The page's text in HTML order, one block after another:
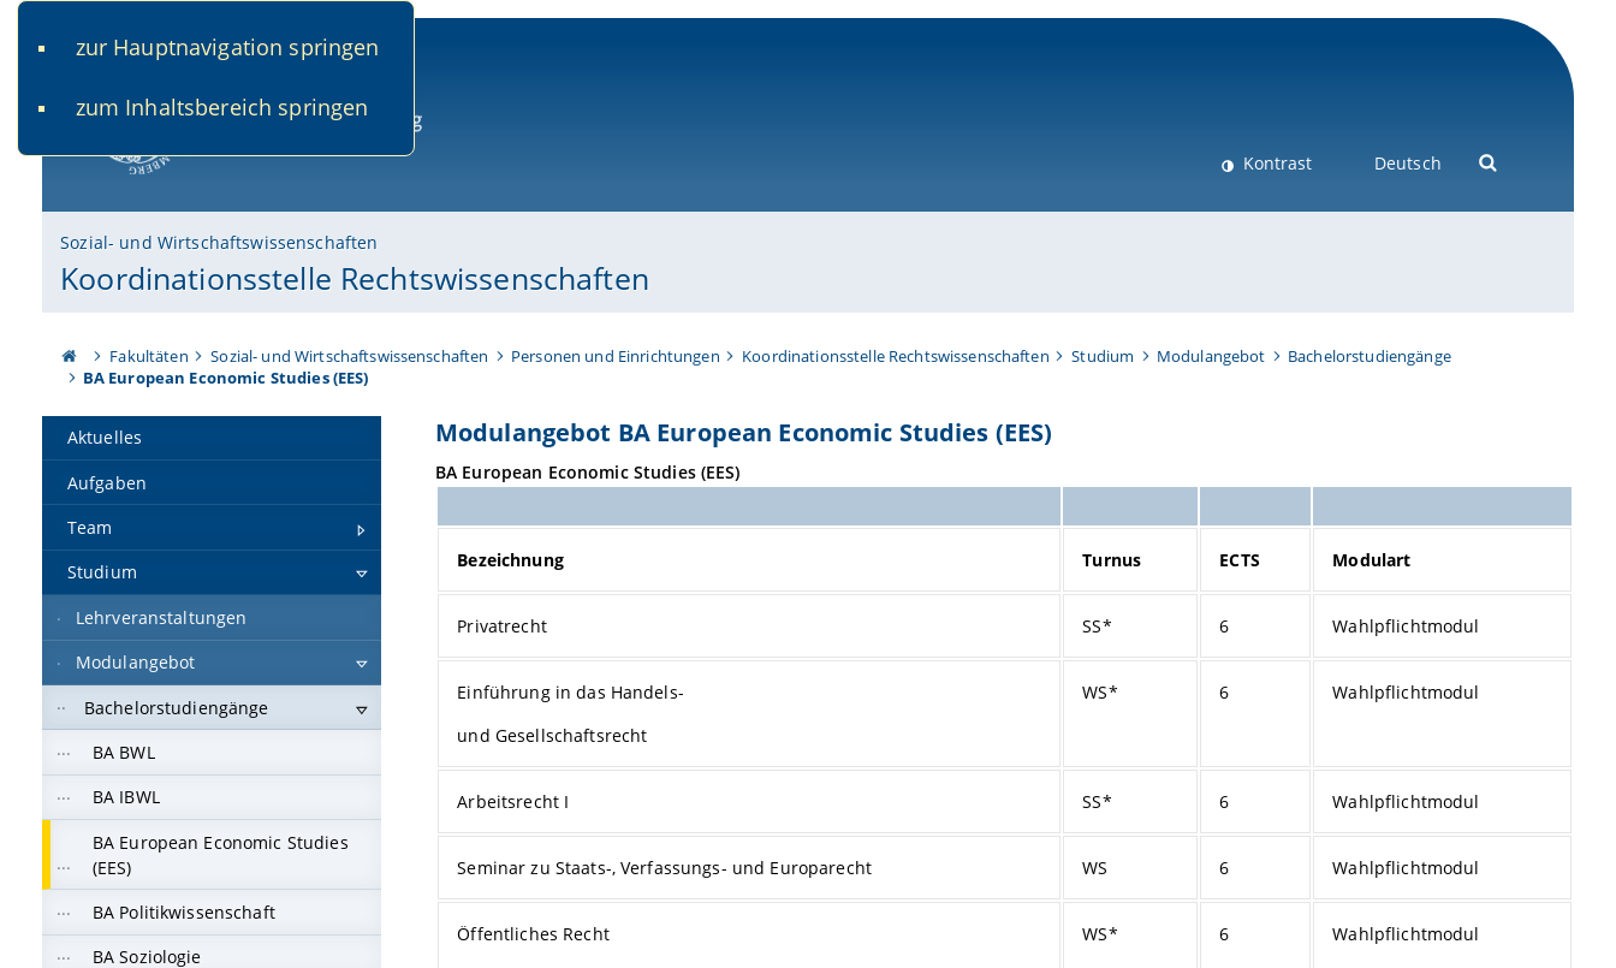
zur Hauptnavigation springen
zum Inhaltsbereich springen
Kontrast Deutsch
Sozial- und Wirtschaftswissenschaften
Koordinationsstelle Rechtswissenschaften
Fakultäten Sozial- und Wirtschaftswissenschaften Personen und Einrichtungen Koordinationsstelle Rechtswissenschaften Studium Modulangebot
Bachelorstudiengänge
BA European Economic Studies (EES)
Aktuelles
Aufgaben
Team
Studium
Lehrveranstaltungen
Modulangebot
Bachelorstudiengänge
BA BWL
BA IBWL
BA European Economic Studies
(EES)
BA Politikwissenschaft
BA Soziologie
Modulangebot BA European Economic Studies (EES)
BA European Economic Studies (EES)
Bezeichnung Turnus ECTS Modulart
Privatrecht SS* 6 Wahlpflichtmodul
Einführung in das Handels-
und Gesellschaftsrecht
WS* 6 Wahlpflichtmodul
Arbeitsrecht I SS* 6 Wahlpflichtmodul
Seminar zu Staats-, Verfassungs- und Europarecht WS 6 Wahlpflichtmodul
Öffentliches Recht
WS* 6 Wahlpflichtmodul